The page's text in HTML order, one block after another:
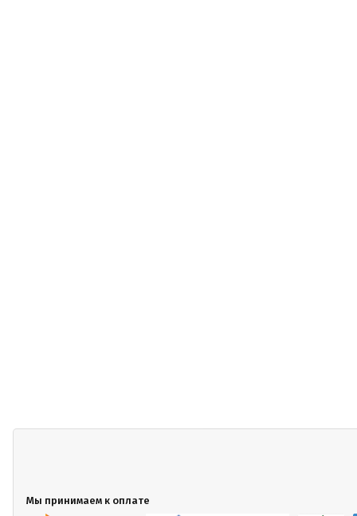
Мы принимаем к оплате